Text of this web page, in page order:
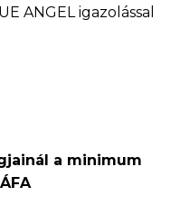
ANGEL igazolással
a minimum